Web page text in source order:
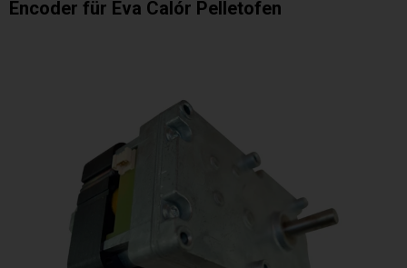
Encoder für Eva Calór Pelletofen